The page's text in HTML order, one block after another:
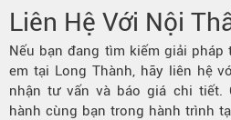
Liên Hệ Với Nội
Nếu bạn đang tìm kiếm giải
em tại Long Thành, hãy liên hệ
nhận tư vấn và báo giá chi tiết.
hành cùng bạn trong hành trình